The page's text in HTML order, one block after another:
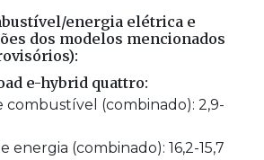
energia elétrica e
dos modelos mencionados
e-hybrid quattro:
combustível (combinado): 2,9-
energia (combinado): 16,2-15,7